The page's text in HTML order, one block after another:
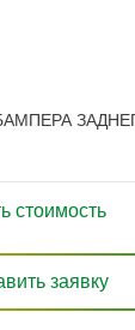
стоимость
заявку